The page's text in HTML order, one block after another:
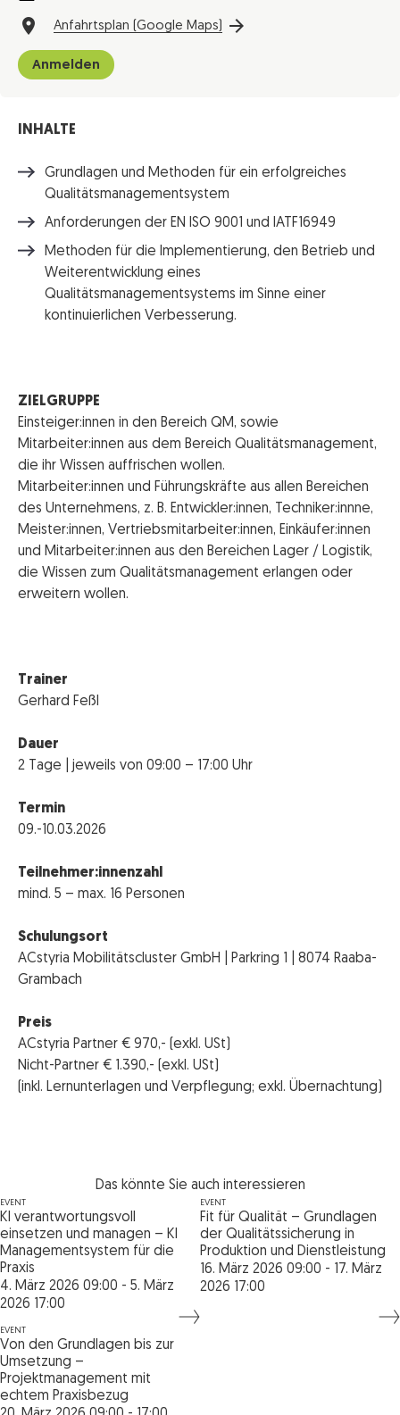
Anfahrtsplan (Google Maps)
Anmelden
INHALTE
Grundlagen und Methoden für ein erfolgreiches
Qualitätsmanagementsystem
Anforderungen der EN ISO 9001 und IATF16949
Methoden für die Implementierung, den Betrieb und
Weiterentwicklung eines
Qualitätsmanagementsystems im Sinne einer
kontinuierlichen Verbesserung.
ZIELGRUPPE
Einsteiger:innen in den Bereich QM, sowie
Mitarbeiter:innen aus dem Bereich Qualitätsmanagement,
die ihr Wissen auffrischen wollen.
Mitarbeiter:innen und Führungskräfte aus allen Bereichen
des Unternehmens, z. B. Entwickler:innen, Techniker:innne,
Meister:innen, Vertriebsmitarbeiter:innen, Einkäufer:innen
und Mitarbeiter:innen aus den Bereichen Lager / Logistik,
die Wissen zum Qualitätsmanagement erlangen oder
erweitern wollen.
Trainer
Gerhard Feßl
Dauer
2 Tage | jeweils von 09:00 – 17:00 Uhr
Termin
09.-10.03.2026
Teilnehmer:innenzahl
mind. 5 – max. 16 Personen
Schulungsort
ACstyria Mobilitätscluster GmbH | Parkring 1 | 8074 Raaba-
Grambach
Preis
ACstyria Partner € 970,- (exkl. USt)
Nicht-Partner € 1.390,- (exkl. USt)
(inkl. Lernunterlagen und Verpflegung; exkl. Übernachtung)
Das könnte Sie auch interessieren
EVENT
KI verantwortungsvoll
einsetzen und managen – KI
Managementsystem für die
Praxis
4. März 2026 09:00 - 5. März
2026 17:00
EVENT
Fit für Qualität – Grundlagen
der Qualitätssicherung in
Produktion und Dienstleistung
16. März 2026 09:00 - 17. März
2026 17:00
EVENT
Von den Grundlagen bis zur
Umsetzung –
Projektmanagement mit
echtem Praxisbezug